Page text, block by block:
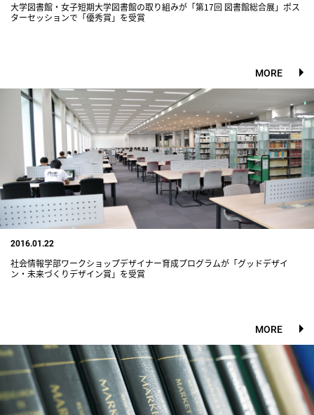
大学図書館・女子短期大学図書館の取り組みが「第17回 図書館総合展」ポス
ターセッションで「優秀賞」を受賞
MORE
2016.01.22
社会情報学部ワークショップデザイナー育成プログラムが「グッドデザイ
ン・未来づくりデザイン賞」を受賞
MORE